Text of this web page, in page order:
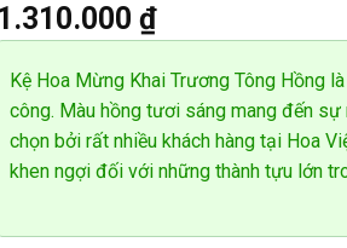
dựa trên
đánh giá
1.310.000 ₫
Kệ Hoa Mừng Khai Trương Tông Hồng
công. Màu hồng tươi sáng mang đến
chọn bởi rất nhiều khách hàng tại Hoa
khen ngợi đối với những thành tựu lớn